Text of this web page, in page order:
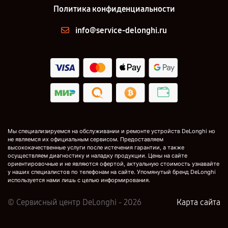
Политика конфиденциальности
info@service-delonghi.ru
Мы специализируемся на обслуживании и ремонте устройств DeLonghi но
не являемся их официальным сервисом. Предоставляем
высококачественные услуги после истечения гарантии, а также
осуществляем диагностику и наладку продукции. Цены на сайте
ориентировочные и не являются офертой, актуальную стоимость узнавайте
у наших специалистов по телефонам на сайте. Упомянутый бренд DeLonghi
используется нами лишь с целью информирования.
© Сервисный центр DeLonghi - 2026 Карта сайта